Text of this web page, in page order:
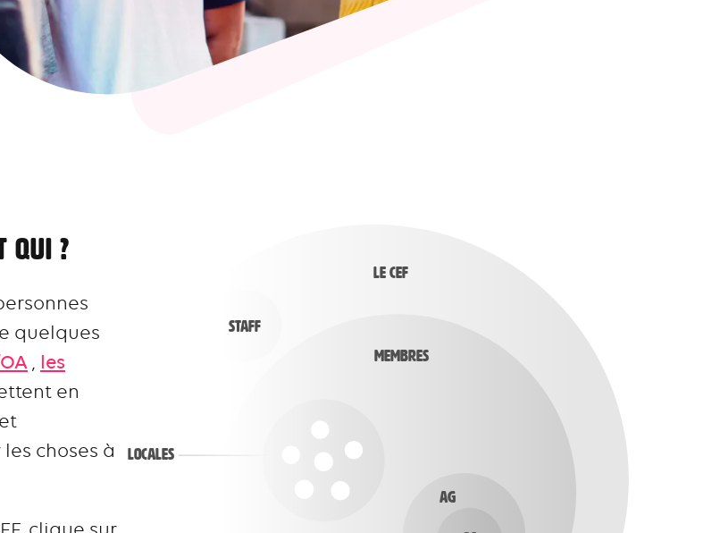
qui ?
quelques
, les
en
choses à
Le Cef
Membres
Staff
Locales
AG